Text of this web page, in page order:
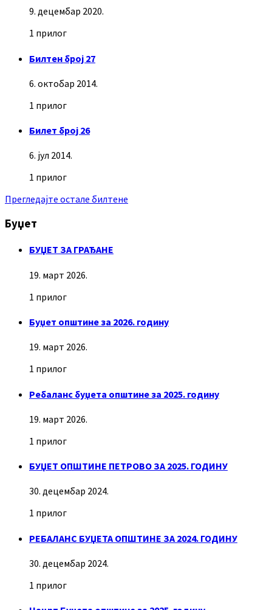
9. децембар 2020.
1 прилог
Билтен број 27
6. октобар 2014.
1 прилог
Билет број 26
6. јул 2014.
1 прилог
Прегледајте остале билтене
Буџет
БУЏЕТ ЗА ГРАЂАНЕ
19. март 2026.
1 прилог
Буџет општине за 2026. годину
19. март 2026.
1 прилог
Ребаланс буџета општине за 2025. годину
19. март 2026.
1 прилог
БУЏЕТ ОПШТИНЕ ПЕТРОВО ЗА 2025. ГОДИНУ
30. децембар 2024.
1 прилог
РЕБАЛАНС БУЏЕТА ОПШТИНЕ ЗА 2024. ГОДИНУ
30. децембар 2024.
1 прилог